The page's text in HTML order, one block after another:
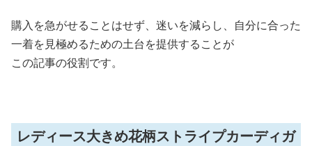
購入を急がせることはせず、迷いを減らし、自分に合った
一着を見極めるための土台を提供することが
この記事の役割です。
レディース大きめ花柄ストライプカーディガ